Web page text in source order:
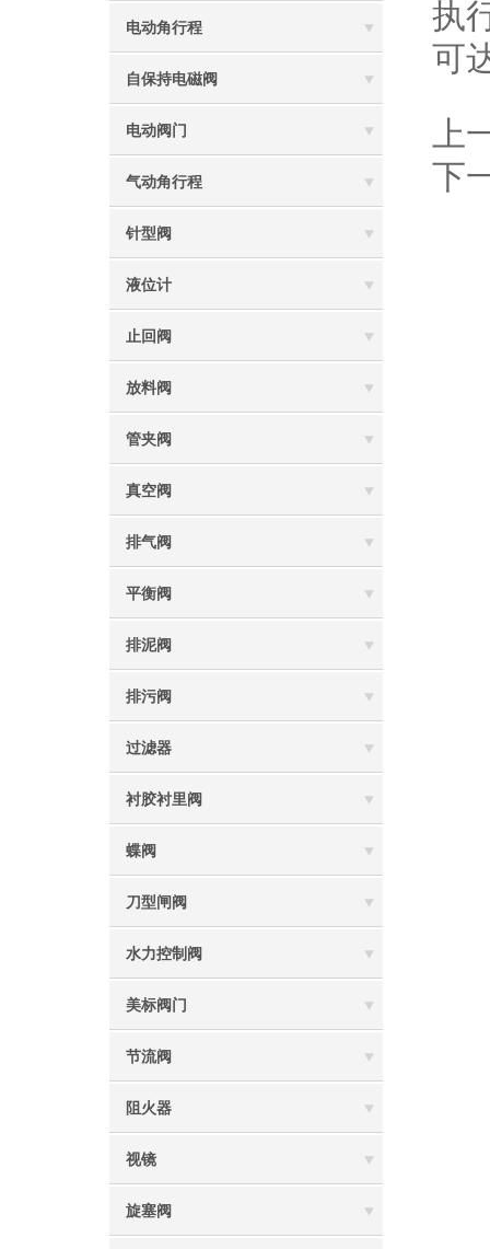
电动角行程
自保持电磁阀
电动阀门
气动角行程
针型阀
液位计
止回阀
放料阀
管夹阀
真空阀
排气阀
平衡阀
排泥阀
排污阀
过滤器
衬胶衬里阀
蝶阀
刀型闸阀
水力控制阀
美标阀门
节流阀
阻火器
视镜
旋塞阀
执
可
上
下